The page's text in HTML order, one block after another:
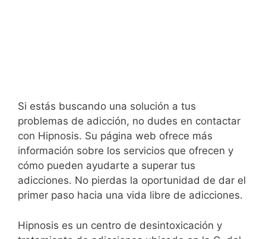
Si estás buscando una solución a tus
problemas de adicción, no dudes en contactar
con Hipnosis. Su página web ofrece más
información sobre los servicios que ofrecen y
cómo pueden ayudarte a superar tus
adicciones. No pierdas la oportunidad de dar el
primer paso hacia una vida libre de adicciones.
Hipnosis es un centro de desintoxicación y